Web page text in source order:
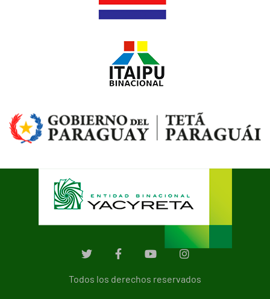
Todos los derechos reservados